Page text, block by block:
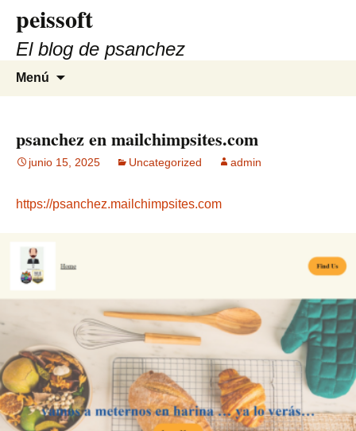
contenido
peissoft
El blog de psanchez
Menú
psanchez en mailchimpsites.com
junio 15, 2025 Uncategorized admin
https://psanchez.mailchimpsites.com